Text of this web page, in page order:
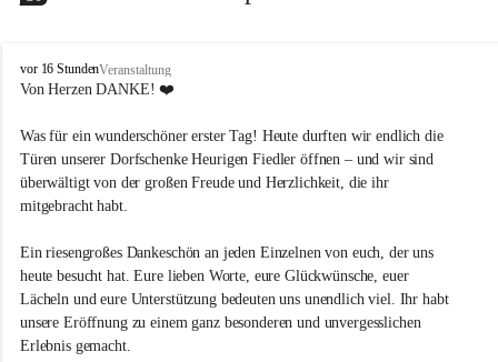
D
o
f
s
c
h
e
k
e
H
e
u
r
vor 16 StundenVeranstaltung
Von Herzen DANKE! ❤️
Was für ein wunderschöner erster Tag! Heute durften wir endlich die
Türen unserer Dorfschenke Heurigen Fiedler öffnen – und wir sind
überwältigt von der großen Freude und Herzlichkeit, die ihr
mitgebracht habt.
Ein riesengroßes Dankeschön an jeden Einzelnen von euch, der uns
heute besucht hat. Eure lieben Worte, eure Glückwünsche, euer
Lächeln und eure Unterstützung bedeuten uns unendlich viel. Ihr habt
unsere Eröffnung zu einem ganz besonderen und unvergesslichen
Erlebnis gemacht.